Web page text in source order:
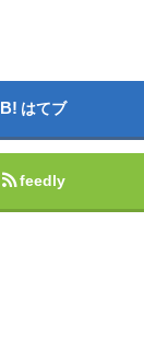
はてブ
feedly